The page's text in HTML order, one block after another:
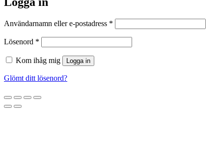
Användarnamn eller e-postadress *
Lösenord *
Kom ihåg mig Logga in
Glömt ditt lösenord?